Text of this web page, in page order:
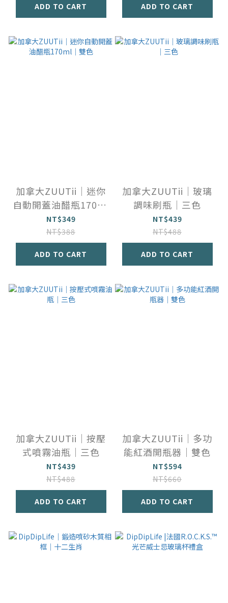
ADD TO CART ADD TO CART
加拿大ZUUTii｜迷你
自動開蓋油醋瓶170ml
｜雙色
NT$349
NT$388
ADD TO CART
加拿大ZUUTii｜玻璃
調味刷瓶｜三色
NT$439
NT$488
ADD TO CART
加拿大ZUUTii｜按壓
式噴霧油瓶｜三色
NT$439
NT$488
ADD TO CART
加拿大ZUUTii｜多功
能紅酒開瓶器｜雙色
NT$594
NT$660
ADD TO CART